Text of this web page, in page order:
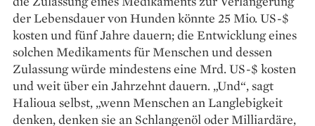
der Lebensdauer von Hunden könnte 25 Mio. US-$
kosten und fünf Jahre dauern; die Entwicklung eines
solchen Medikaments für Menschen und dessen
Zulassung würde mindestens eine Mrd. US-$ kosten
und weit über ein Jahrzehnt dauern. „Und“, sagt
Halioua selbst, „wenn Menschen an Langlebigkeit
denken, denken sie an Schlangenöl oder Milliardäre,